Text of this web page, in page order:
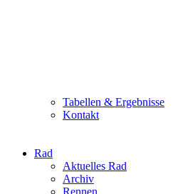
Tabellen & Ergebnisse
Kontakt
Rad
Aktuelles Rad
Archiv
Rennen